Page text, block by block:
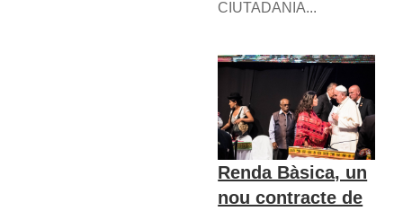
CIUTADANIA...
Renda Bàsica, un
nou contracte de